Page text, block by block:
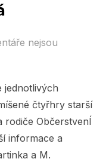
nejsou
jednotlivých
čtyřhry starší
rodiče ObčerstvenÍ
informace a
a M.